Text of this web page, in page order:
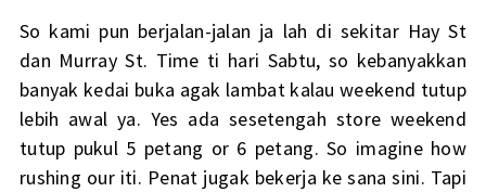
So kami pun berjalan-jalan ja lah di sekitar Hay St
dan Murray St. Time ti hari Sabtu, so kebanyakkan
banyak kedai buka agak lambat kalau weekend tutup
lebih awal ya. Yes ada sesetengah store weekend
tutup pukul 5 petang or 6 petang. So imagine how
rushing our iti. Penat jugak bekerja ke sana sini. Tapi